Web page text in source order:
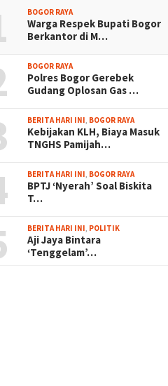
BOGOR RAYA
Warga Respek Bupati Bogor
Berkantor di M…
BOGOR RAYA
Polres Bogor Gerebek
Gudang Oplosan Gas …
BERITA HARI INI, BOGOR RAYA
Kebijakan KLH, Biaya Masuk
TNGHS Pamijah…
BERITA HARI INI, BOGOR RAYA
BPTJ ‘Nyerah’ Soal Biskita
T…
BERITA HARI INI, POLITIK
Aji Jaya Bintara
‘Tenggelam’…